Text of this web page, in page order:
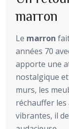
marron
Le marron
années 70
apporte une
nostalgique
murs, les
réchauffer les
vibrantes, il